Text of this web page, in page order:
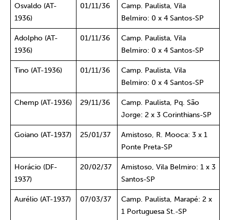
Osvaldo (AT-
1936)
01/11/36
Camp. Paulista, Vila
Belmiro: 0 x 4 Santos-SP
Adolpho (AT-
1936)
01/11/36
Camp. Paulista, Vila
Belmiro: 0 x 4 Santos-SP
Tino (AT-1936) 01/11/36
Camp. Paulista, Vila
Belmiro: 0 x 4 Santos-SP
Chemp (AT-1936) 29/11/36
Camp. Paulista, Pq. São
Jorge: 2 x 3 Corinthians-SP
Goiano (AT-1937) 25/01/37
Amistoso, R. Mooca: 3 x 1
Ponte Preta-SP
Horácio (DF-
1937)
20/02/37
Amistoso, Vila Belmiro: 1 x 3
Santos-SP
Aurélio (AT-1937) 07/03/37
Camp. Paulista, Marapé: 2 x
1 Portuguesa St.-SP